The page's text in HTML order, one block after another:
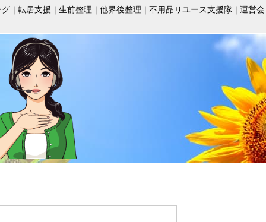
グ 転居支援 生前整理 他界後整理 不用品リユース支援隊 運営会